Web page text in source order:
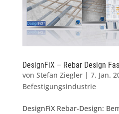
DesignFiX – Rebar Design
von Stefan Ziegler| 7. Jan.
Befestigungsindustrie
DesignFiX Rebar-Design: